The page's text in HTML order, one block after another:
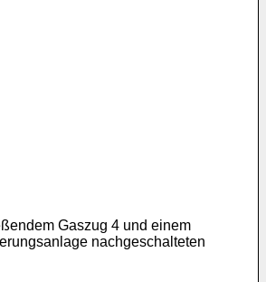
Gaszug 4 und einem
nachgeschalteten